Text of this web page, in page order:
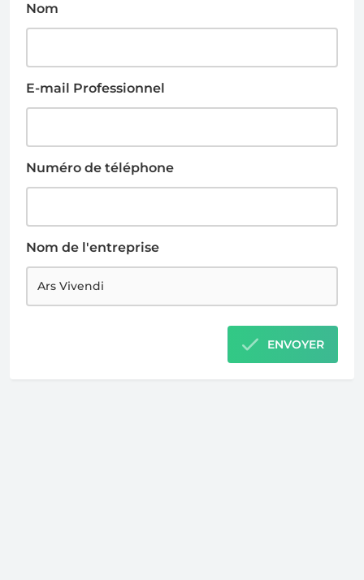
Nom
E-mail Professionnel
Numéro de téléphone
Nom de l'entreprise
ENVOYER